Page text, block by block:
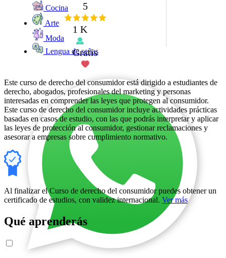
Cocina
Arte
Moda
Lengua de señas
5
1 K
Gratis
Este curso de derecho del consumidor está dirigido a estudiantes de
derecho, abogados, profesionales del marketing y personas
interesadas en comprender las leyes que protegen al consumidor.
Este curso de derecho del consumidor incluye actividades prácticas
basadas en casos de estudio, con las que podrás interpretar y aplicar
las leyes de protección al consumidor, gestionar reclamaciones y
asesorar a empresas sobre cumplimiento normativo.
Al finalizar el Curso de derecho del consumidor puedes obtener un
certificado de estudios, con validez internacional. Ver más
Qué aprenderás